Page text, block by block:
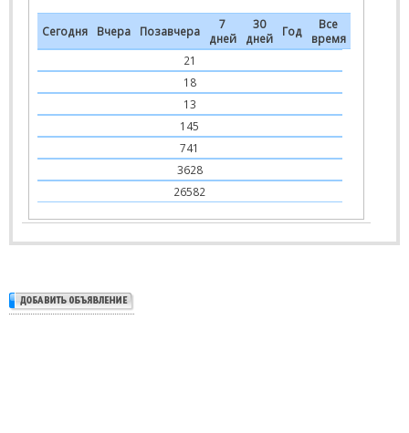
Сегодня Вчера Позавчера
7
дней
30
дней
Год
Все
время
21
18
13
145
741
3628
26582